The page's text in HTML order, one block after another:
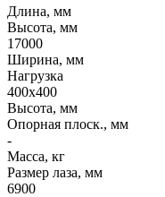
Длина, мм
Высота, мм
17000
Ширина, мм
Нагрузка
400х400
Высота, мм
Опорная плоск., мм
-
Масса, кг
Размер лаза, мм
6900